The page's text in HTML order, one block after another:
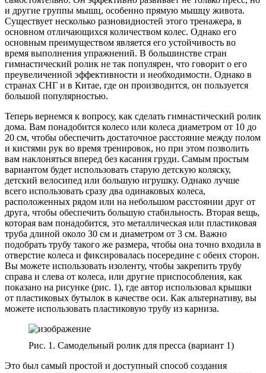
и другие группы мышц, особенно прямую мышцу живота.
Существует несколько разновидностей этого тренажера, в
основном отличающихся количеством колес. Однако его
основным преимуществом является его устойчивость во
время выполнения упражнений. В большинстве стран
гимнастический ролик не так популярен, что говорит о его
преувеличенной эффективности и необходимости. Однако в
странах СНГ и в Китае, где он производится, он пользуется
большой популярностью.
Теперь вернемся к вопросу, как сделать гимнастический ролик
дома. Вам понадобится колесо или колеса диаметром от 10 до
20 см, чтобы обеспечить достаточное расстояние между полом
и кистями рук во время тренировок, но при этом позволить
вам наклоняться вперед без касания груди. Самым простым
вариантом будет использовать старую детскую коляску,
детский велосипед или большую игрушку. Однако лучше
всего использовать сразу два одинаковых колеса,
расположенных рядом или на небольшом расстоянии друг от
друга, чтобы обеспечить большую стабильность. Вторая вещь,
которая вам понадобится, это металлическая или пластиковая
труба длиной около 30 см и диаметром от 3 см. Важно
подобрать трубу такого же размера, чтобы она точно входила в
отверстие колеса и фиксировалась посередине с обеих сторон.
Вы можете использовать изоленту, чтобы закрепить трубу
справа и слева от колеса, или другие приспособления, как
показано на рисунке (рис. 1), где автор использовал крышки
от пластиковых бутылок в качестве оси. Как альтернативу, вы
можете использовать пластиковую трубу из карниза.
Рис. 1. Самодельный ролик для пресса (вариант 1)
Это был самый простой и доступный способ создания